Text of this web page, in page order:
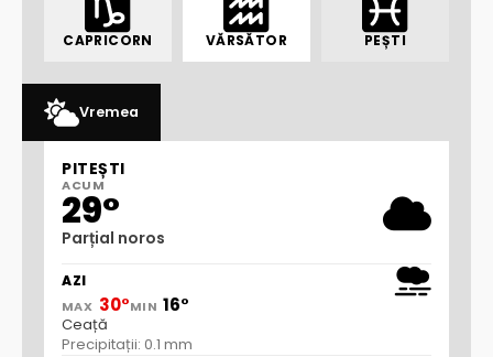
CAPRICORN VĂRSĂTOR PEȘTI
Vremea
PITEȘTI
ACUM
29°
Parțial noros
AZI
MAX 30°MIN 16°
Ceață
Precipitații: 0.1 mm